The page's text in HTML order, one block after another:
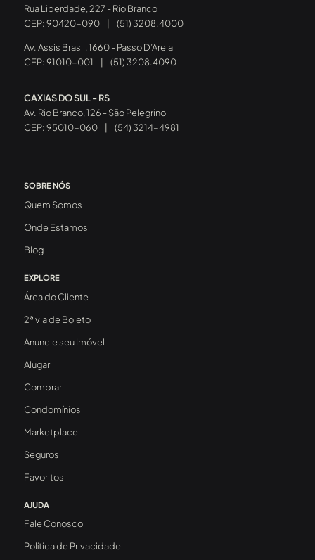
Rua Liberdade, 227 - Rio Branco
CEP: 90420-090
(51) 3208.4000
Av. Assis Brasil, 1660 - Passo D’Areia
CEP: 91010-001
(51) 3208.4090
CAXIAS DO SUL - RS
Av. Rio Branco, 126 - São Pelegrino
CEP: 95010-060
(54) 3214-4981
SOBRE NÓS
Quem Somos
Onde Estamos
Blog
EXPLORE
Área do Cliente
2ª via de Boleto
Anuncie seu Imóvel
Alugar
Comprar
Condomínios
Marketplace
Seguros
Favoritos
AJUDA
Fale Conosco
Política de Privacidade